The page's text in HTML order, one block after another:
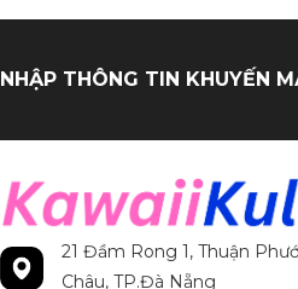
NHẬP THÔNG TIN KHUYẾN
21 Đầm Rong 1, Thuận
Châu, TP.Đà Nẵng